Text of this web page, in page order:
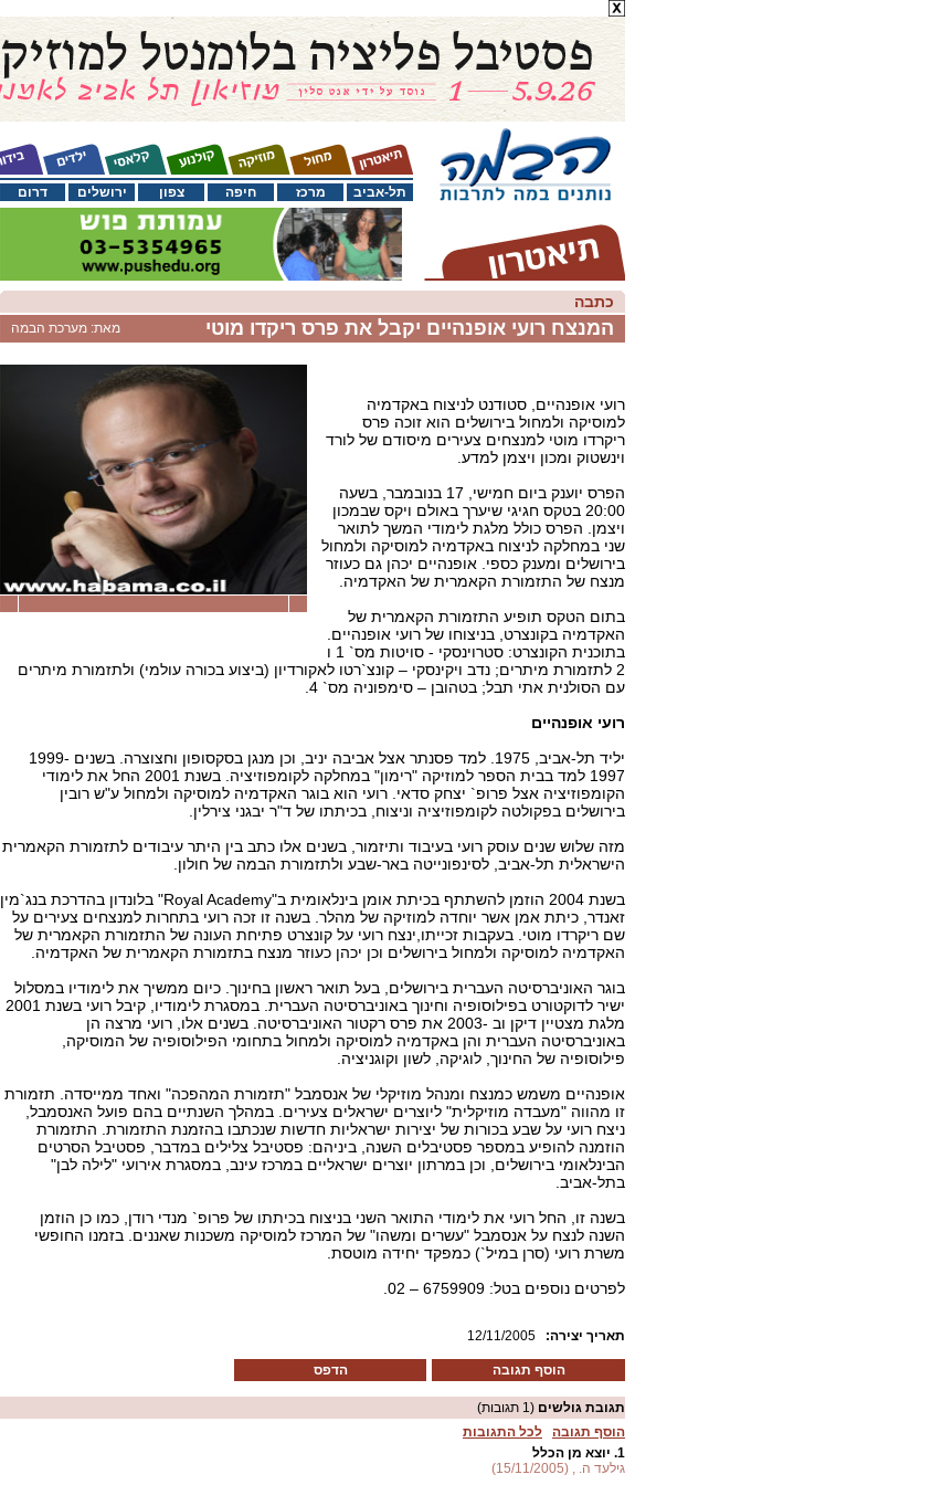
דרום ירושלים צפון חיפה מרכז תל-אביב
כתבה
מאת: מערכת הבמה המנצח רועי אופנהיים יקבל את פרס ריקדו מוטי
רועי אופנהיים, סטודנט לניצוח באקדמיה
למוסיקה ולמחול בירושלים הוא זוכה פרס
ריקרדו מוטי למנצחים צעירים מיסודם של לורד
וינשטוק ומכון ויצמן למדע.
הפרס יוענק ביום חמישי, 17 בנובמבר, בשעה
20:00 בטקס חגיגי שיערך באולם ויקס שבמכון
ויצמן. הפרס כולל מלגת לימודי המשך לתואר
שני במחלקה לניצוח באקדמיה למוסיקה ולמחול
בירושלים ומענק כספי. אופנהיים יכהן גם כעוזר
מנצח של התזמורת הקאמרית של האקדמיה.
בתום הטקס תופיע התזמורת הקאמרית של
האקדמיה בקונצרט, בניצוחו של רועי אופנהיים.
בתוכנית הקונצרט: סטרוינסקי - סויטות מס` 1 ו
2 לתזמורת מיתרים; נדב ויקינסקי – קונצ`רטו לאקורדיון (ביצוע בכורה עולמי) ולתזמורת מיתרים
עם הסולנית אתי תבל; בטהובן – סימפוניה מס` 4.
רועי אופנהיים
יליד תל-אביב, 1975. למד פסנתר אצל אביבה יניב, וכן מנגן בסקסופון וחצוצרה. בשנים 1999-
1997 למד בבית הספר למוזיקה "רימון" במחלקה לקומפוזיציה. בשנת 2001 החל את לימודי
הקומפוזיציה אצל פרופ` יצחק סדאי. רועי הוא בוגר האקדמיה למוסיקה ולמחול ע"ש רובין
בירושלים בפקולטה לקומפוזיציה וניצוח, בכיתתו של ד"ר יבגני צירלין.
מזה שלוש שנים עוסק רועי בעיבוד ותיזמור, בשנים אלו כתב בין היתר עיבודים לתזמורת הקאמרית
הישראלית תל-אביב, לסינפונייטה באר-שבע ולתזמורת הבמה של חולון.
בשנת 2004 הוזמן להשתתף בכיתת אומן בינלאומית ב"Royal Academy" בלונדון בהדרכת בנג`מין
זאנדר, כיתת אמן אשר יוחדה למוזיקה של מהלר. בשנה זו זכה רועי בתחרות למנצחים צעירים על
שם ריקרדו מוטי. בעקבות זכייתו,ינצח רועי על קונצרט פתיחת העונה של התזמורת הקאמרית של
האקדמיה למוסיקה ולמחול בירושלים וכן יכהן כעוזר מנצח בתזמורת הקאמרית של האקדמיה.
בוגר האוניברסיטה העברית בירושלים, בעל תואר ראשון בחינוך. כיום ממשיך את לימודיו במסלול
ישיר לדוקטורט בפילוסופיה וחינוך באוניברסיטה העברית. במסגרת לימודיו, קיבל רועי בשנת 2001
מלגת מצטיין דיקן וב -2003 את פרס רקטור האוניברסיטה. בשנים אלו, רועי מרצה הן
באוניברסיטה העברית והן באקדמיה למוסיקה ולמחול בתחומי הפילוסופיה של המוסיקה,
פילוסופיה של החינוך, לוגיקה, לשון וקוגניציה.
אופנהיים משמש כמנצח ומנהל מוזיקלי של אנסמבל "תזמורת המהפכה" ואחד ממייסדה. תזמורת
זו מהווה "מעבדה מוזיקלית" ליוצרים ישראלים צעירים. במהלך השנתיים בהם פועל האנסמבל,
ניצח רועי על שבע בכורות של יצירות ישראליות חדשות שנכתבו בהזמנת התזמורת. התזמורת
הוזמנה להופיע במספר פסטיבלים השנה, ביניהם: פסטיבל צלילים במדבר, פסטיבל הסרטים
הבינלאומי בירושלים, וכן במרתון יוצרים ישראליים במרכז עינב, במסגרת אירועי "לילה לבן"
בתל-אביב.
בשנה זו, החל רועי את לימודי התואר השני בניצוח בכיתתו של פרופ` מנדי רודן, כמו כן הוזמן
השנה לנצח על אנסמבל "עשרים ומשהו" של המרכז למוסיקה משכנות שאננים. בזמנו החופשי
משרת רועי (סרן במיל`) כמפקד יחידה מוטסת.
לפרטים נוספים בטל: 6759909 – 02.
12/11/2005 :תאריך יצירה
הדפס הוסף תגובה
תגובת גולשים (1 תגובות)
הוסף תגובה
לכל התגובות
1. יוצא מן הכלל
גילעד ה. , (15/11/2005)